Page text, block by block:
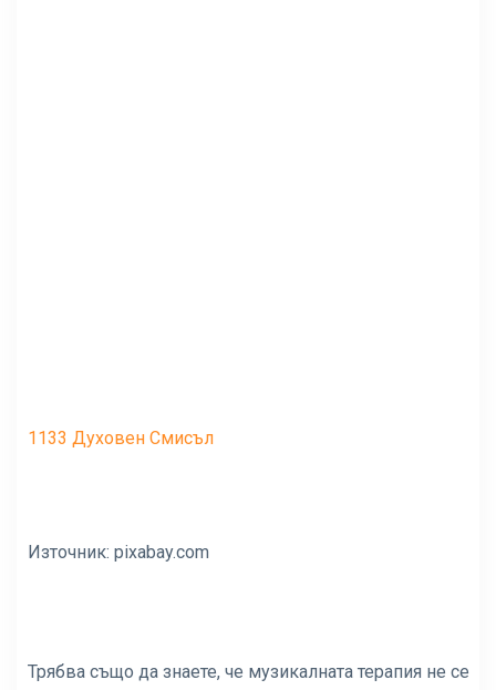
1133 Духовен Смисъл
Източник: pixabay.com
Трябва също да знаете, че музикалната терапия не се